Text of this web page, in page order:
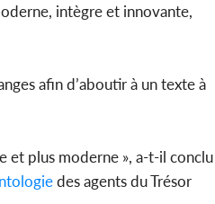
intègre et innovante,
afin d’aboutir à un texte à
et plus moderne », a-t-il conclu
des agents du Trésor